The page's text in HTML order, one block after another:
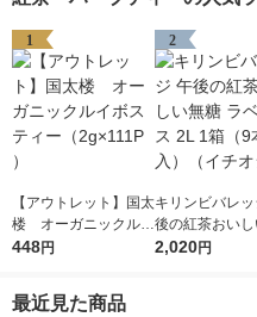
1
【アウトレット】国太
楼 オーガニックルイ
ボスティー（2g×111P
448円
2
キリンビバレ
後の紅茶おいし
ラベルレス 2L 1
2,020円
最近見た商品